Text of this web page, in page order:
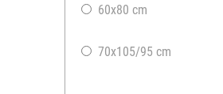
60x80 cm
70x105/95 cm